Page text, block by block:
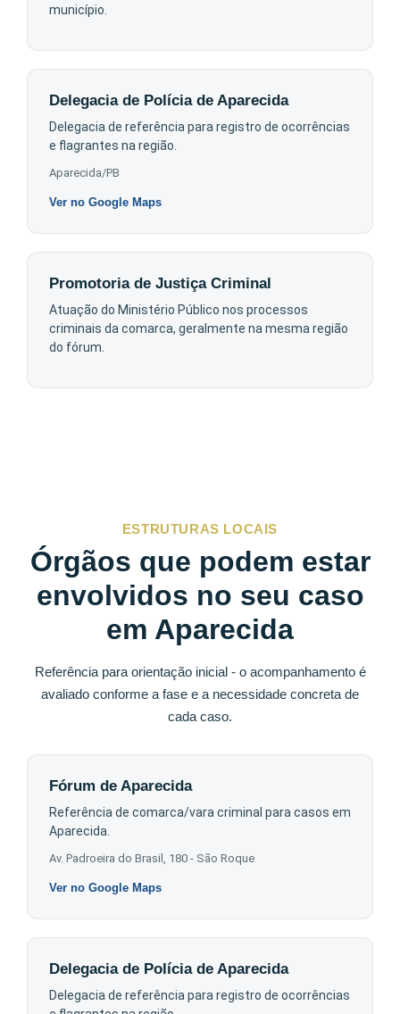
município.
Delegacia de Polícia de Aparecida
Delegacia de referência para registro de ocorrências
e flagrantes na região.
Aparecida/PB
Ver no Google Maps
Promotoria de Justiça Criminal
Atuação do Ministério Público nos processos
criminais da comarca, geralmente na mesma região
do fórum.
ESTRUTURAS LOCAIS
Órgãos que podem estar
envolvidos no seu caso
em Aparecida
Referência para orientação inicial - o acompanhamento é
avaliado conforme a fase e a necessidade concreta de
cada caso.
Fórum de Aparecida
Referência de comarca/vara criminal para casos em
Aparecida.
Av. Padroeira do Brasil, 180 - São Roque
Ver no Google Maps
Delegacia de Polícia de Aparecida
Delegacia de referência para registro de ocorrências